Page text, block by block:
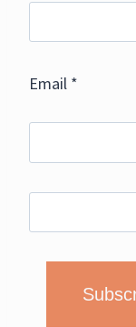
Email *